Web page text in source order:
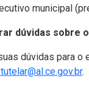
municipal
dúvidas sobre
dúvidas para o
.